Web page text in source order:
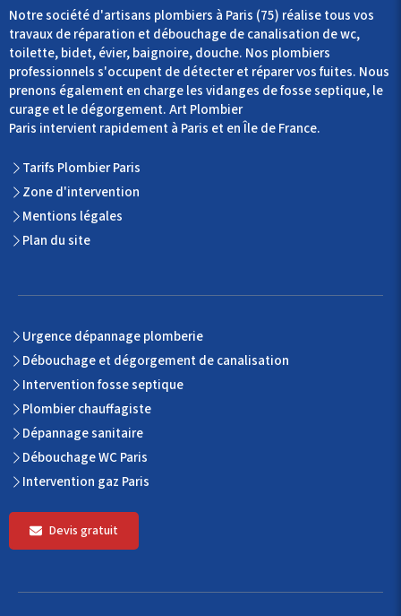
Notre société d'artisans plombiers à Paris (75) réalise tous vos
travaux de réparation et débouchage de canalisation de wc,
toilette, bidet, évier, baignoire, douche. Nos plombiers
professionnels s'occupent de détecter et réparer vos fuites. Nous
prenons également en charge les vidanges de fosse septique, le
curage et le dégorgement. Art Plombier
Paris intervient rapidement à Paris et en Île de France.
Tarifs Plombier Paris
Zone d'intervention
Mentions légales
Plan du site
Urgence dépannage plomberie
Débouchage et dégorgement de canalisation
Intervention fosse septique
Plombier chauffagiste
Dépannage sanitaire
Débouchage WC Paris
Intervention gaz Paris
Devis gratuit